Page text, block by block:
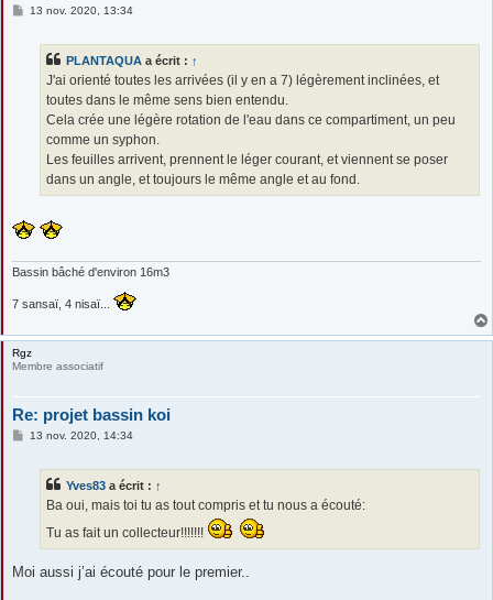
M
13 nov. 2020, 13:34
PLANTAQUA a écrit : ↑
J'ai orienté toutes les arrivées (il y en a 7) légèrement inclinées, et
toutes dans le même sens bien entendu.
Cela crée une légère rotation de l'eau dans ce compartiment, un peu
comme un syphon.
Les feuilles arrivent, prennent le léger courant, et viennent se poser
dans un angle, et toujours le même angle et au fond.
Bassin bâché d'environ 16m3
7 sansaï, 4 nisaï...
Rgz
Membre associatif
Re: projet bassin koi
M
13 nov. 2020, 14:34
Yves83 a écrit : ↑
Ba oui, mais toi tu as tout compris et tu nous a écouté:
Tu as fait un collecteur!!!!!!!
Moi aussi j’ai écouté pour le premier..